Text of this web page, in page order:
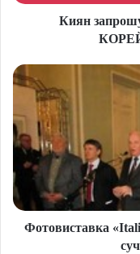
Киян
Фотовиставка